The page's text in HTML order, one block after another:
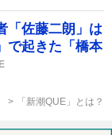
「佐藤二朗」は
起きた「橋本
「新潮QUE」とは？